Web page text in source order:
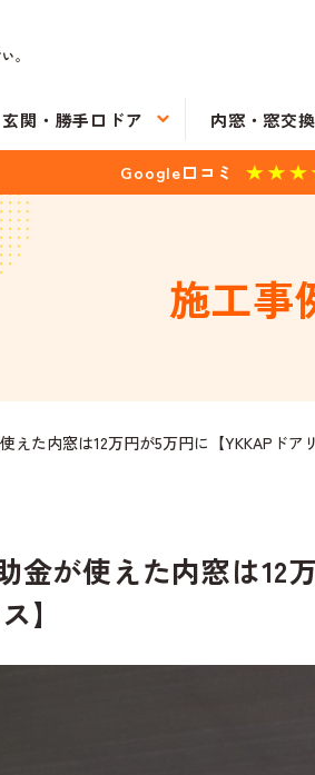
。
玄関・勝手口ドア 内窓・窓交換
Google口コミ
施工事
えた内窓は12万円が5万円に【YKKAPドア
金が使えた内窓は12
】